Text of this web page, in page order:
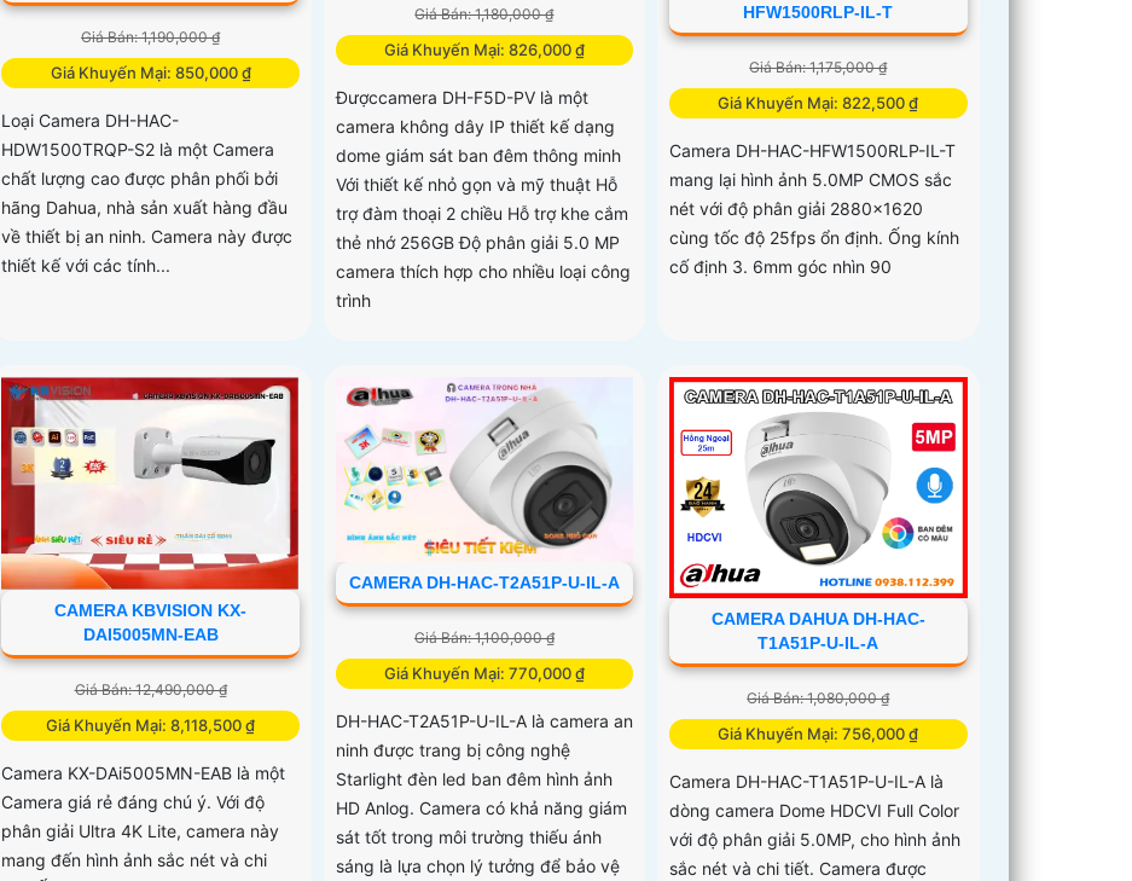
Giá Bán: 1,190,000 ₫
Giá Khuyến Mại: 850,000 ₫
Loại Camera DH-HAC-
HDW1500TRQP-S2 là một Camera
chất lượng cao được phân phối bởi
hãng Dahua, nhà sản xuất hàng đầu
về thiết bị an ninh. Camera này được
thiết kế với các tính...
Giá Bán: 1,180,000 ₫
Giá Khuyến Mại: 826,000 ₫
Đượccamera DH-F5D-PV là một
camera không dây IP thiết kế dạng
dome giám sát ban đêm thông minh
Với thiết kế nhỏ gọn và mỹ thuật Hỗ
trợ đàm thoại 2 chiều Hỗ trợ khe cắm
thẻ nhớ 256GB Độ phân giải 5.0 MP
camera thích hợp cho nhiều loại công
trình
HFW1500RLP-IL-T
Giá Bán: 1,175,000 ₫
Giá Khuyến Mại: 822,500 ₫
Camera DH-HAC-HFW1500RLP-IL-T
mang lại hình ảnh 5.0MP CMOS sắc
nét với độ phân giải 2880×1620
cùng tốc độ 25fps ổn định. Ống kính
cố định 3. 6mm góc nhìn 90
CAMERA KBVISION KX-
DAI5005MN-EAB
Giá Bán: 12,490,000 ₫
Giá Khuyến Mại: 8,118,500 ₫
Camera KX-DAi5005MN-EAB là một
Camera giá rẻ đáng chú ý. Với độ
phân giải Ultra 4K Lite, camera này
mang đến hình ảnh sắc nét và chi
CAMERA DH-HAC-T2A51P-U-IL-A
Giá Bán: 1,100,000 ₫
Giá Khuyến Mại: 770,000 ₫
DH-HAC-T2A51P-U-IL-A là camera an
ninh được trang bị công nghệ
Starlight đèn led ban đêm hình ảnh
HD Anlog. Camera có khả năng giám
sát tốt trong môi trường thiếu ánh
sáng là lựa chọn lý tưởng để bảo vệ
CAMERA DAHUA DH-HAC-
T1A51P-U-IL-A
Giá Bán: 1,080,000 ₫
Giá Khuyến Mại: 756,000 ₫
Camera DH-HAC-T1A51P-U-IL-A là
dòng camera Dome HDCVI Full Color
với độ phân giải 5.0MP, cho hình ảnh
sắc nét và chi tiết. Camera được